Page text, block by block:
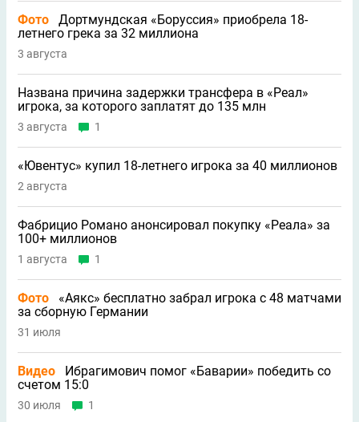
Фото
Дортмундская «Боруссия» приобрела 18-
летнего грека за 32 миллиона
3 августа
Названа причина задержки трансфера в «Реал»
игрока, за которого заплатят до 135 млн
3 августа 1
«Ювентус» купил 18-летнего игрока за 40 миллионов
2 августа
Фабрицио Романо анонсировал покупку «Реала» за
100+ миллионов
1 августа 1
Фото
«Аякс» бесплатно забрал игрока с 48 матчами
за сборную Германии
31 июля
Видео
Ибрагимович помог «Баварии» победить со
счетом 15:0
30 июля 1